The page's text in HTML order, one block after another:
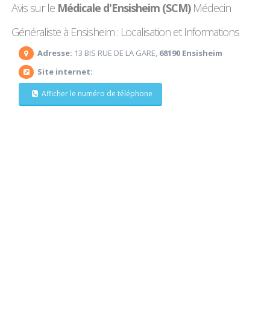
Avis sur le Médicale d'Ensisheim (SCM)Médecin
Généraliste à Ensisheim : Localisation et Informations
Adresse: 13 BIS RUE DE LA GARE, 68190 Ensisheim
Site internet:
Afficher le numéro de téléphone